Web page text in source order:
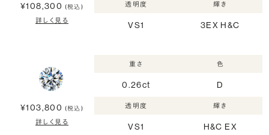
¥108,300 (税込)
詳しく見る
透明度
VS1
輝き
3EX H&C
¥103,800 (税込)
詳しく見る
重さ
0.26ct
色
D
透明度
VS1
輝き
H&C EX